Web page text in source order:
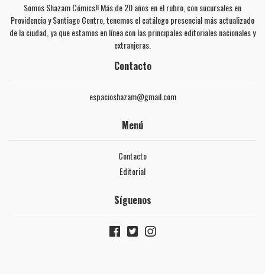
Somos Shazam Cómics!! Más de 20 años en el rubro, con sucursales en
Providencia y Santiago Centro, tenemos el catálogo presencial más actualizado
de la ciudad, ya que estamos en línea con las principales editoriales nacionales y
extranjeras.
Contacto
espacioshazam@gmail.com
Menú
Contacto
Editorial
Síguenos